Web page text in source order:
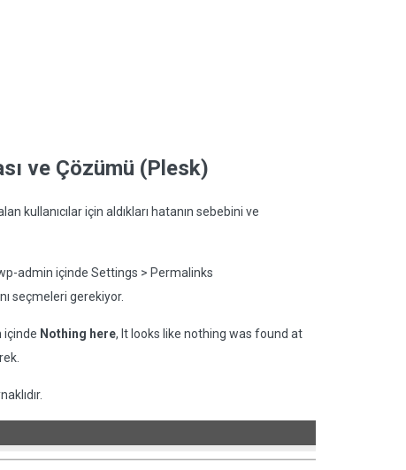
ve Çözümü (Plesk)
kullanıcılar için aldıkları hatanın sebebini ve
admin içinde Settings > Permalinks
seçmeleri gerekiyor.
içinde Nothing here, It looks like nothing was found at